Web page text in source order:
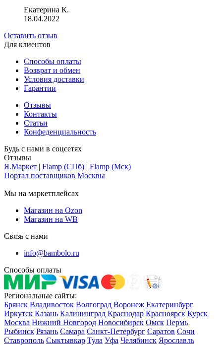
Екатерина К.
18.04.2022
Оставить отзыв
Для клиентов
Способы оплаты
Возврат и обмен
Условия доставки
Гарантии
Отзывы
Контакты
Статьи
Конфеденциальность
Будь с нами в соцсетях
Отзывы
Я.Маркет | Flamp (СПб) | Flamp (Мск)
Портал поставщиков Москвы
Мы на маркетплейсах
Магазин на Ozon
Магазин на WB
Связь с нами
info@bambolo.ru
Способы оплаты
Региональные сайты:
Брянск Владивосток Волгоград Воронеж Екатеринбург
Иркутск Казань Калининград Краснодар Красноярск Курск
Москва Нижний Новгород Новосибирск Омск Пермь
Рыбинск Рязань Самара Санкт-Петербург Саратов Сочи
Ставрополь Сыктывкар Тула Уфа Челябинск Ярославль